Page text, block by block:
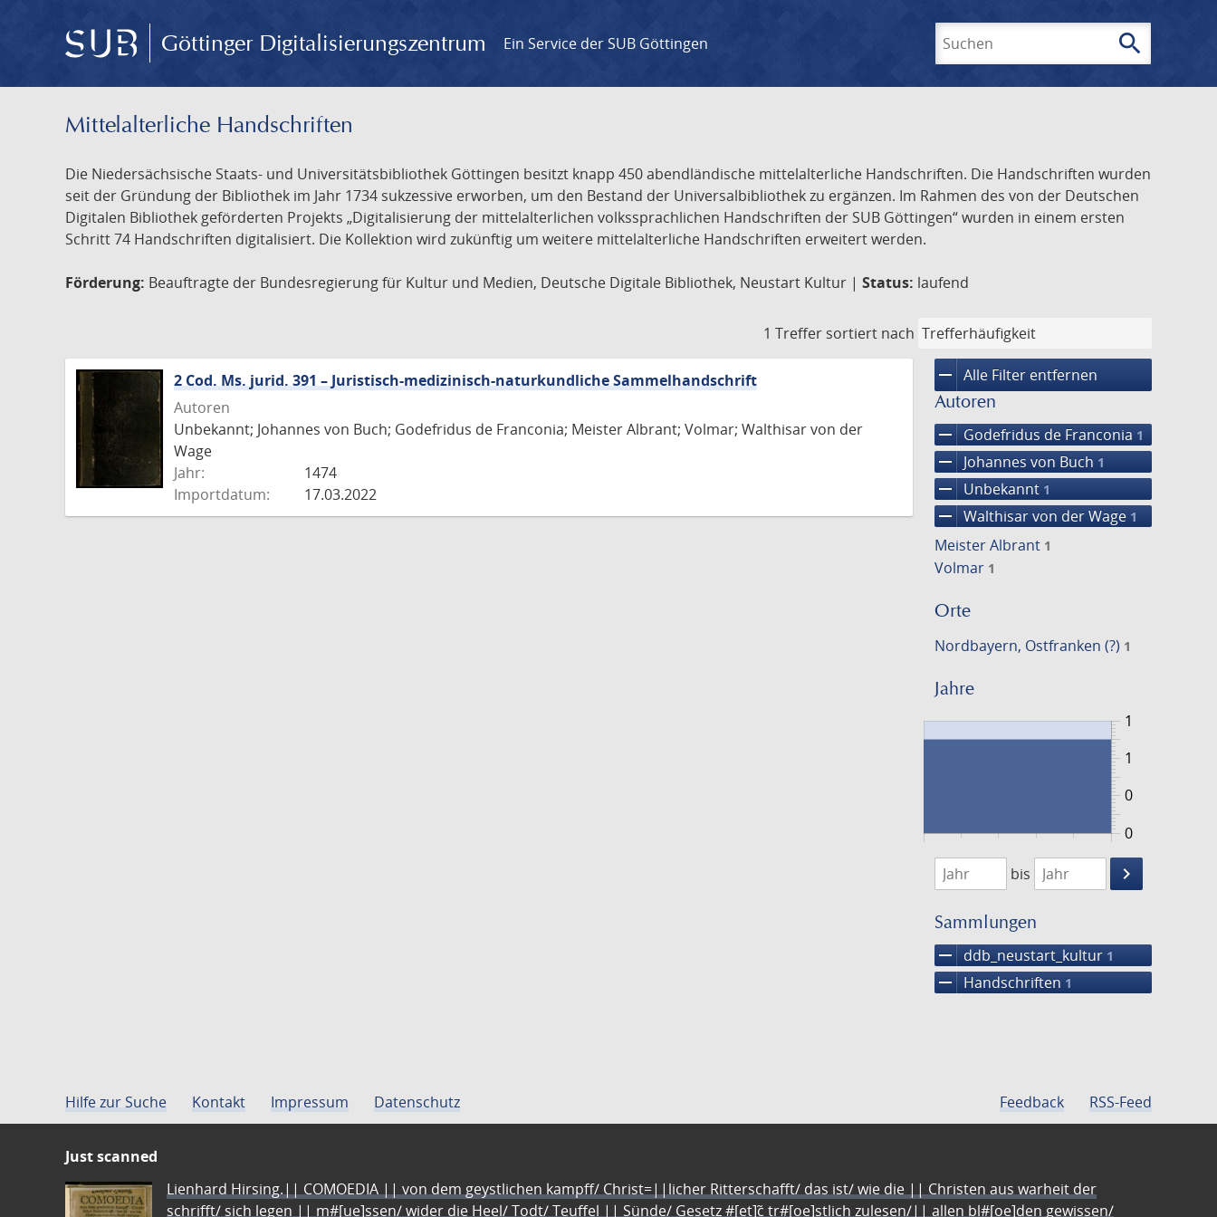
Göttinger Digitalisierungszentrum Ein Service der SUB Göttingen search
Mittelalterliche Handschriften
Die Niedersächsische Staats- und Universitätsbibliothek Göttingen besitzt knapp 450 abendländische mittelalterliche Handschriften. Die Handschriften wurden
seit der Gründung der Bibliothek im Jahr 1734 sukzessive erworben, um den Bestand der Universalbibliothek zu ergänzen. Im Rahmen des von der Deutschen
Digitalen Bibliothek geförderten Projekts „Digitalisierung der mittelalterlichen volkssprachlichen Handschriften der SUB Göttingen“ wurden in einem ersten
Schritt 74 Handschriften digitalisiert. Die Kollektion wird zukünftig um weitere mittelalterliche Handschriften erweitert werden.
Förderung: Beauftragte der Bundesregierung für Kultur und Medien, Deutsche Digitale Bibliothek, Neustart Kultur | Status: laufend
1 Treffer sortiert nach
remove Alle Filter entfernen
Autoren
remove Godefridus de Franconia 1
remove Johannes von Buch 1
remove Unbekannt 1
remove Walthisar von der Wage 1
Meister Albrant 1
Volmar 1
Orte
Nordbayern, Ostfranken (?) 1
Jahre
0
1
0
1
1474
1475
bis
keyboard_arrow_right
Suche
Sammlungen
remove ddb_neustart_kultur 1
remove Handschriften 1
2 Cod. Ms. jurid. 391 – Juristisch-medizinisch-naturkundliche Sammelhandschrift
Autoren
Unbekannt; Johannes von Buch; Godefridus de Franconia; Meister Albrant; Volmar; Walthisar von der
Wage
Jahr:
1474
Importdatum:
17.03.2022
Hilfe zur Suche Kontakt Impressum Datenschutz Feedback RSS-Feed
Just scanned
Lienhard Hirsing.|| COMOEDIA || von dem geystlichen kampff/ Christ=||licher Ritterschafft/ das ist/ wie die || Christen aus warheit der
schrifft/ sich legen || m#[ue]ssen/ wider die Heel/ Todt/ Teuffel || Sünde/ Gesetz #[et]c̃ tr#[oe]stlich zulesen/|| allen bl#[oe]den gewissen/